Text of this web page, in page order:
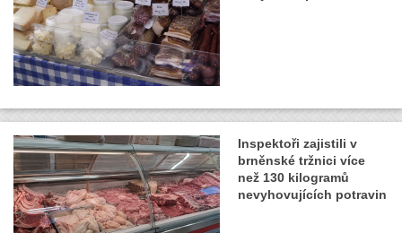
Inspektoři zajistili v
brněnské tržnici více
než 130 kilogramů
nevyhovujících potravin